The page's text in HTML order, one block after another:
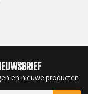
en nieuwe producten